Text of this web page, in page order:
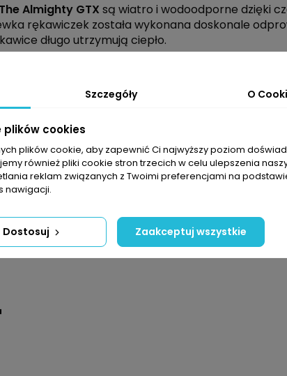
Almighty GTX są wiatro i wodoodporne dzięki
rękawiczek została wykonana doskonale
długo utrzymują ciepło.
najlepszą ochronę przed warunkami
Szczegóły O
cookies
plików cookie, aby zapewnić Ci najwyższy poziom
również pliki cookie stron trzecich w celu ulepszenia
reklam związanych z Twoimi preferencjami na
nawigacji.
Dostosuj Zaakceptuj wszystkie